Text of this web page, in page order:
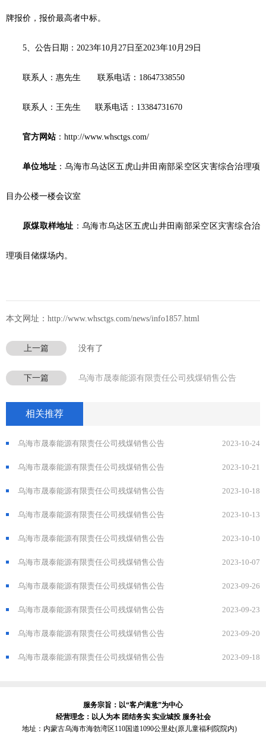
牌报价，报价最高者中标。
5、公告日期：2023年10月27日至2023年10月29日
联系人：惠先生 联系电话：18647338550
联系人：王先生 联系电话：13384731670
官方网站：http://www.whsctgs.com/
单位地址 ：乌海市乌达区五虎山井田南部采空区灾害综合治理项
目办公楼一楼会议室
原煤取样地址 ：乌海市乌达区五虎山井田南部采空区灾害综合治
理项目储煤场内。
本文网址：http://www.whsctgs.com/news/info1857.html
上一篇 没有了
下一篇 乌海市晟泰能源有限责任公司残煤销售公告
相关推荐
2023-10-24
乌海市晟泰能源有限责任公司残煤销售公告
2023-10-21
乌海市晟泰能源有限责任公司残煤销售公告
2023-10-18
乌海市晟泰能源有限责任公司残煤销售公告
2023-10-13
乌海市晟泰能源有限责任公司残煤销售公告
2023-10-10
乌海市晟泰能源有限责任公司残煤销售公告
2023-10-07
乌海市晟泰能源有限责任公司残煤销售公告
2023-09-26
乌海市晟泰能源有限责任公司残煤销售公告
2023-09-23
乌海市晟泰能源有限责任公司残煤销售公告
2023-09-20
乌海市晟泰能源有限责任公司残煤销售公告
2023-09-18
乌海市晟泰能源有限责任公司残煤销售公告
服务宗旨：以“客户满意”为中心
经营理念：以人为本 团结务实 实业城投 服务社会
地址：内蒙古乌海市海勃湾区110国道1090公里处(原儿童福利院院内)